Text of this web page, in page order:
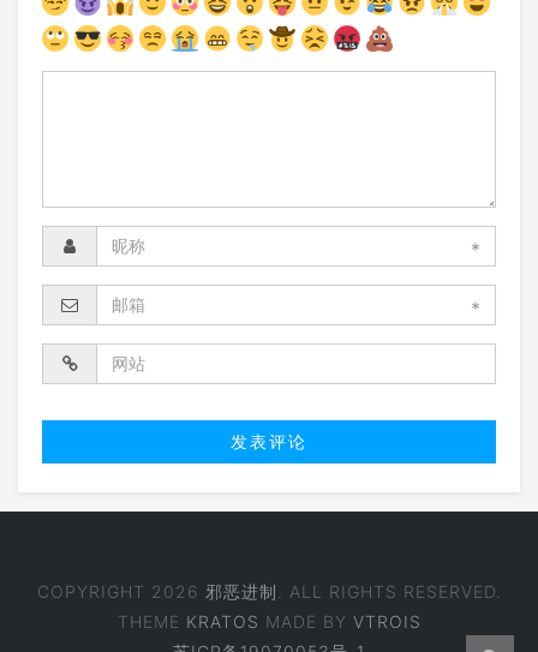
*
*
COPYRIGHT 2026 邪恶进制 . ALL RIGHTS RESERVED.
THEME KRATOS MADE BY VTROIS